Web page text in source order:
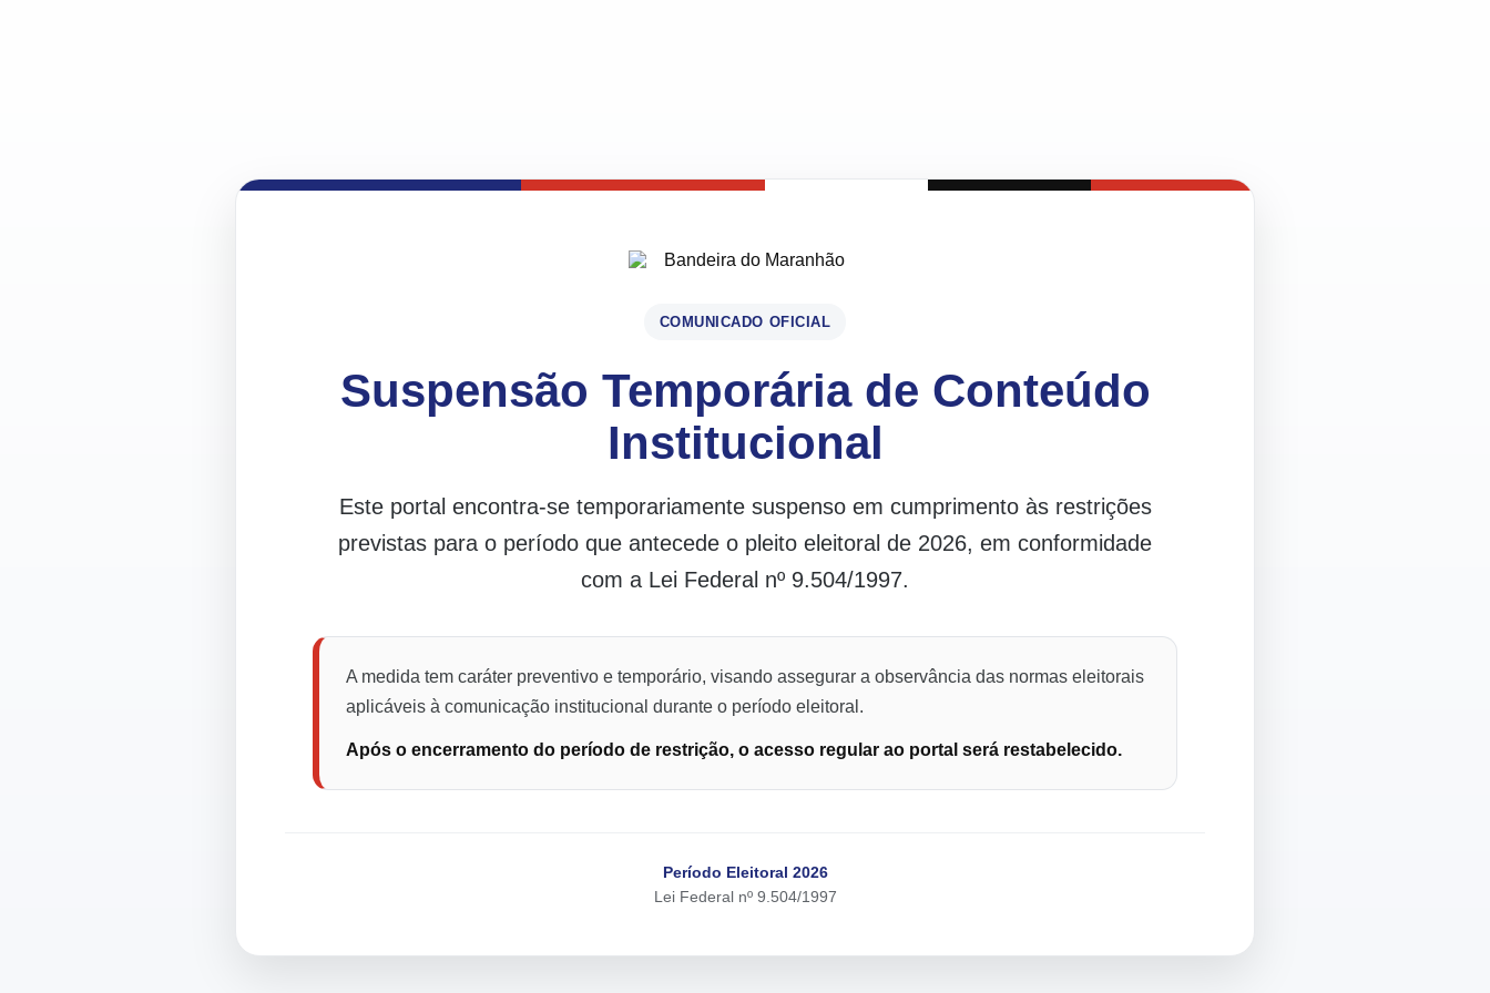
COMUNICADO OFICIAL
Suspensão Temporária de Conteúdo
Institucional
Este portal encontra-se temporariamente suspenso em cumprimento às restrições
previstas para o período que antecede o pleito eleitoral de 2026, em conformidade
com a Lei Federal nº 9.504/1997.
A medida tem caráter preventivo e temporário, visando assegurar a observância das normas eleitorais
aplicáveis à comunicação institucional durante o período eleitoral.
Após o encerramento do período de restrição, o acesso regular ao portal será restabelecido.
Período Eleitoral 2026
Lei Federal nº 9.504/1997